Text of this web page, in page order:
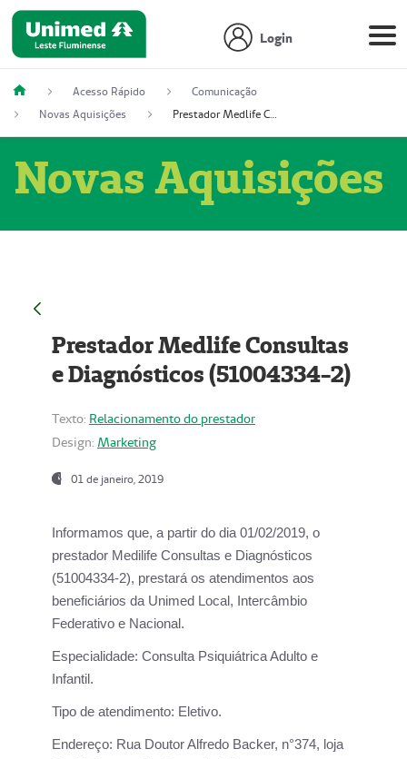
Login
Acesso Rápido
Comunicação
Novas Aquisições
Prestador Medlife Consultas e Diagnósticos (51004334-2)
Novas Aquisições
Prestador Medlife Consultas
e Diagnósticos (51004334-2)
Texto: Relacionamento do prestador
Design: Marketing
01 de janeiro, 2019
Informamos que, a partir do dia 01/02/2019, o
prestador Medilife Consultas e Diagnósticos
(51004334-2), prestará os atendimentos aos
beneficiários da Unimed Local, Intercâmbio
Federativo e Nacional.
Especialidade: Consulta Psiquiátrica Adulto e
Infantil.
Tipo de atendimento: Eletivo.
Endereço: Rua Doutor Alfredo Backer, n°374, loja